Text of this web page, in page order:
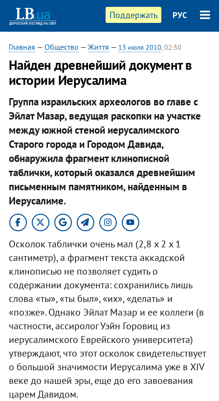
Поддержать РУС
Главная — Общество — Життя — 13 июля 2010, 02:30
Найден древнейший документ в
истории Иерусалима
Группа израильских археологов во главе с
Эйлат Мазар, ведущая раскопки на участке
между южной стеной иерусалимского
Старого города и Городом Давида,
обнаружила фрагмент клинописной
таблички, который оказался древнейшим
письменным памятником, найденным в
Иерусалиме.
Осколок таблички очень мал (2,8 х 2 х 1
сантиметр), а фрагмент текста аккадской
клинописью не позволяет судить о
содержании документа: сохранились лишь
слова «ты», «ты был», «их», «делать» и
«позже». Однако Эйлат Мазар и ее коллеги (в
частности, ассиролог Уэйн Горовиц из
иерусалимского Еврейского университета)
утверждают, что этот осколок свидетельствует
о большой значимости Иерусалима уже в XIV
веке до нашей эры, еще до его завоевания
царем Давидом.